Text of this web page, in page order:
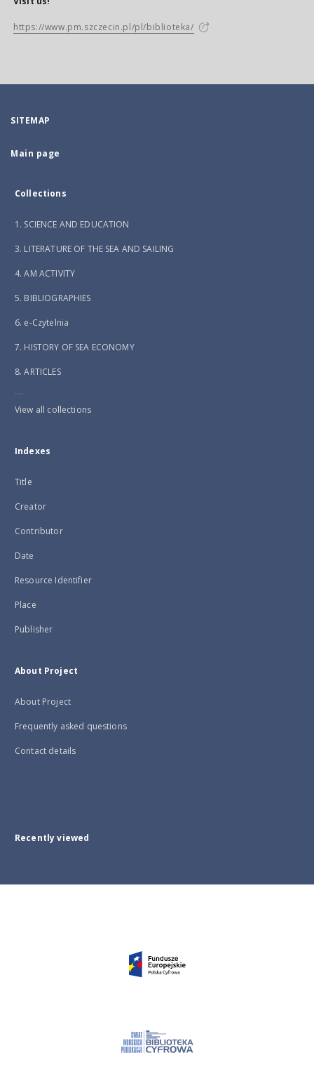
https://www.pm.szczecin.pl/pl/biblioteka/
SITEMAP
Main page
Collections
1. SCIENCE AND EDUCATION
3. LITERATURE OF THE SEA AND SAILING
4. AM ACTIVITY
5. BIBLIOGRAPHIES
6. e-Czytelnia
7. HISTORY OF SEA ECONOMY
8. ARTICLES
...
View all collections
Indexes
Title
Creator
Contributor
Date
Resource Identifier
Place
Publisher
About Project
About Project
Frequently asked questions
Contact details
Recently viewed